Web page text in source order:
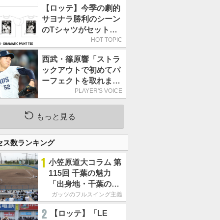
【ロッテ】今季の劇的
サヨナラ勝利のシーン
のTシャツがセットに
なった9月20日の西武
HOT TOPIC
西武・篠原響「ストラ
ックアウトで初めてパ
ーフェクトを取れまし
た!!」／ストラックア
PLAYER'S VOICE
もっと見る
ス数ランキング
1 小笠原道大コラム 第
115回 千葉の魅力
「出身地・千葉の話
の続き。昔から野球
す」
ガッツのフルスイング主義
2 【ロッテ】「LE